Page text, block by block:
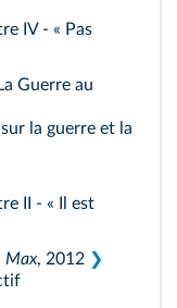
IV - « Pas
Guerre au
la guerre et la
II - « Il est
Max, 2012 ❯